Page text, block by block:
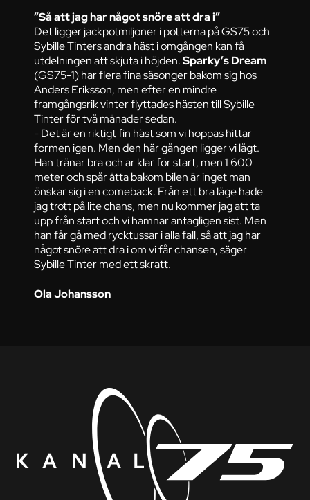
”Så att jag har något snöre att dra i”
Det ligger jackpotmiljoner i potterna på GS75 och
Sybille Tinters andra häst i omgången kan få
utdelningen att skjuta i höjden.Sparky’s Dream
(GS75-1) har flera fina säsonger bakom sig hos
Anders Eriksson, men efter en mindre
framgångsrik vinter flyttades hästen till Sybille
Tinter för två månader sedan.
- Det är en riktigt fin häst som vi hoppas hittar
formen igen. Men den här gången ligger vi lågt.
Han tränar bra och är klar för start, men 1 600
meter och spår åtta bakom bilen är inget man
önskar sig i en comeback. Från ett bra läge hade
jag trott på lite chans, men nu kommer jag att ta
upp från start och vi hamnar antagligen sist. Men
han får gå med rycktussar i alla fall, så att jag har
något snöre att dra i om vi får chansen, säger
Sybille Tinter med ett skratt.
Ola Johansson